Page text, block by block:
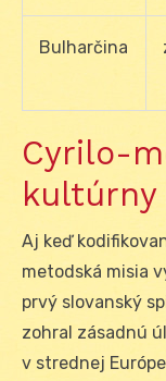
Bulharčina
Cyrilo-
Aj keď
metodská misia
prvý slovanský
zohral zásadnú
v strednej